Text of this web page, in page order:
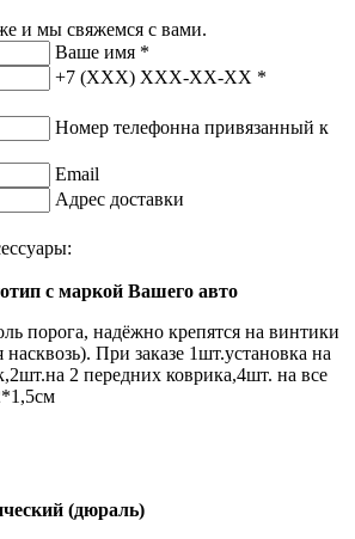
и мы свяжемся с вами.
Ваше имя *
+7 (XXX) XXX-XX-XX *
Номер телефонна привязанный к
Email
Адрес доставки
с маркой Вашего авто
порога, надёжно крепятся на винтики
При заказе 1шт.установка на
2 передних коврика,4шт. на все
(дюраль)